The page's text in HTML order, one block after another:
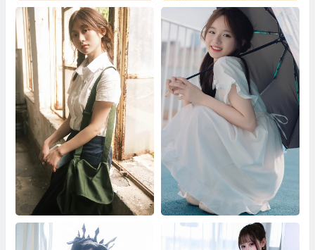
零崎沙耶 银镜伊织 魔物喵 オタク女子
复古女工 晓晓 阳光下的软萌系甜妹